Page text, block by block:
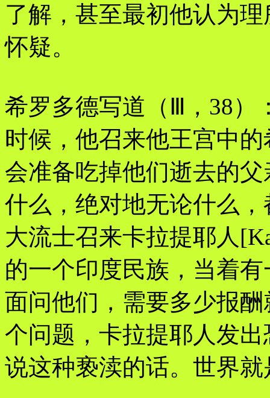
了解，甚至最初他认为
怀疑。
希罗多德写道（Ⅲ，38）
时候，他召来他王宫中
会准备吃掉他们逝去的
什么，绝对地无论什么
大流士召来卡拉提耶人
的一个印度民族，当着
面问他们，需要多少报
个问题，卡拉提耶人发
说这种亵渎的话。世界就